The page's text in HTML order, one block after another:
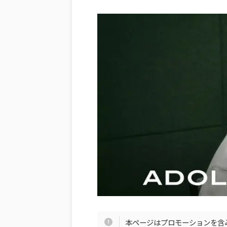
本ページはプロモーションを含